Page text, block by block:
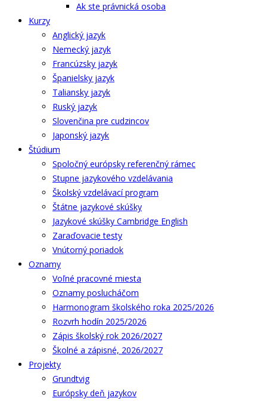
Ak ste právnická osoba
Kurzy
Anglický jazyk
Nemecký jazyk
Francúzsky jazyk
Španielsky jazyk
Taliansky jazyk
Ruský jazyk
Slovenčina pre cudzincov
Japonský jazyk
Štúdium
Spoločný európsky referenčný rámec
Stupne jazykového vzdelávania
Školský vzdelávací program
Štátne jazykové skúšky
Jazykové skúšky Cambridge English
Zaraďovacie testy
Vnútorný poriadok
Oznamy
Voľné pracovné miesta
Oznamy poslucháčom
Harmonogram školského roka 2025/2026
Rozvrh hodín 2025/2026
Zápis školský rok 2026/2027
Školné a zápisné, 2026/2027
Projekty
Grundtvig
Európsky deň jazykov